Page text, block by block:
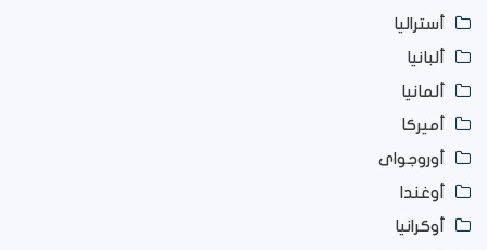
أستراليا
ألبانيا
ألمانيا
أميركا
أوروجواى
أوغندا
أوكرانيا